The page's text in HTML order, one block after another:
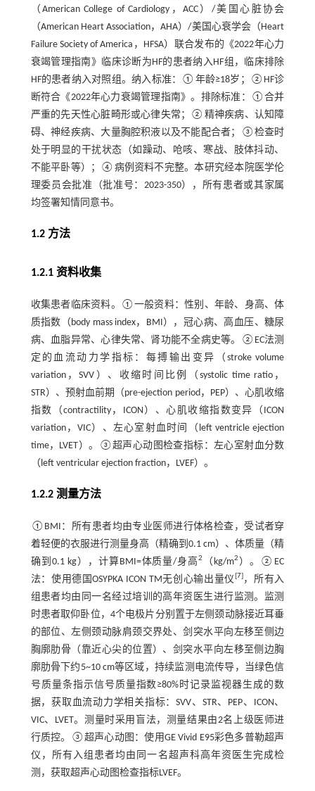
（American College of Cardiology，ACC）/美国心脏协会
（American Heart Association，AHA）/美国心衰学会（Heart
Failure Society of America，HFSA）联合发布的《2022年心力
衰竭管理指南》临床诊断为HF的患者纳入HF组，临床排除
HF的患者纳入对照组。纳入标准：①年龄≥18岁；②HF诊
断符合《2022年心力衰竭管理指南》。排除标准：①合并
严重的先天性心脏畸形或心律失常；②精神疾病、认知障
碍、神经疾病、大量胸腔积液以及不能配合者；③检查时
处于明显的干扰状态（如躁动、呛咳、寒战、肢体抖动、
不能平卧等）；④病例资料不完整。本研究经本院医学伦
理委员会批准（批准号：2023-350），所有患者或其家属
均签署知情同意书。
1.2 方法
1.2.1 资料收集
收集患者临床资料。①一般资料：性别、年龄、身高、体
质指数（body mass index，BMI），冠心病、高血压、糖尿
病、血脂异常、心律失常、肾功能不全病史等。②EC法测
定的血流动力学指标：每搏输出变异（stroke volume
variation，SVV）、收缩时间比例（systolic time ratio，
STR）、预射血前期（pre-ejection period，PEP）、心肌收缩
指数（contractility，ICON）、心肌收缩指数变异（ICON
variation，VIC）、左心室射血时间（left ventricle ejection
time，LVET）。③超声心动图检查指标：左心室射血分数
（left ventricular ejection fraction，LVEF）。
1.2.2 测量方法
①BMI：所有患者均由专业医师进行体格检查，受试者穿
着轻便的衣服进行测量身高（精确到0.1 cm）、体质量（精
确到0.1 kg），计算BMI=体质量/身高2 （kg/m2 ）。②EC
法：使用德国OSYPKA ICON TM无创心输出量仪 [7]，所有入
组患者均由同一名经过培训的高年资医生进行监测。监测
时患者取仰卧位，4个电极片分别置于左侧颈动脉接近耳垂
的部位、左侧颈动脉肩颈交界处、剑突水平向左移至侧边
胸廓肋骨（靠近心尖的位置）、剑突水平向左移至侧边胸
廓肋骨下约5~10 cm等区域，持续监测电流传导，当绿色信
号质量条指示信号质量指数≥80%时记录监视器生成的数
据，获取血流动力学相关指标：SVV、STR、PEP、ICON、
VIC、LVET。测量时采用盲法，测量结果由2名上级医师进
行质控。③超声心动图：使用GE Vivid E95彩色多普勒超声
仪，所有入组患者均由同一名超声科高年资医生完成检
测，获取超声心动图检查指标LVEF。